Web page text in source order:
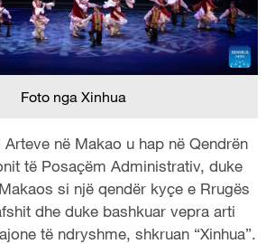
Foto nga Xinhua
në Makao u hap në Qendrën
të Posaçëm Administrativ, duke
si një qendër kyçe e Rrugës
dhe duke bashkuar vepra arti
të ndryshme, shkruan “Xinhua”.